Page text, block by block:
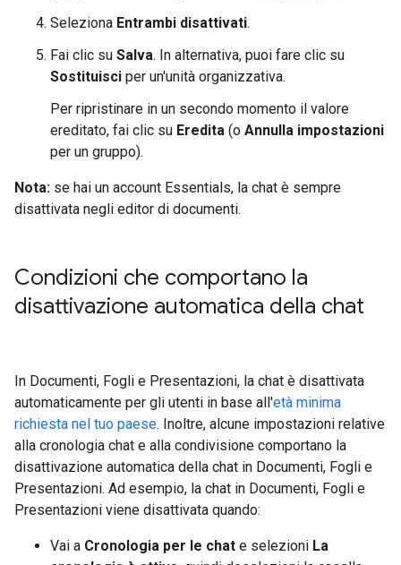
Seleziona Entrambi disattivati.
Fai clic su Salva. In alternativa, puoi fare clic su
Sostituisci per un'unità organizzativa.
Per ripristinare in un secondo momento il valore
ereditato, fai clic su Eredita (o Annulla impostazioni
per un gruppo).
Nota: se hai un account Essentials, la chat è sempre
disattivata negli editor di documenti.
Condizioni che comportano la
disattivazione automatica della chat
In Documenti, Fogli e Presentazioni, la chat è disattivata
automaticamente per gli utenti in base all'età minima
richiesta nel tuo paese. Inoltre, alcune impostazioni relative
alla cronologia chat e alla condivisione comportano la
disattivazione automatica della chat in Documenti, Fogli e
Presentazioni. Ad esempio, la chat in Documenti, Fogli e
Presentazioni viene disattivata quando:
Vai a Cronologia per le chat e selezioni La